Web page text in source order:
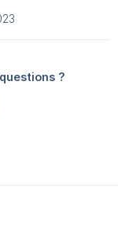
?